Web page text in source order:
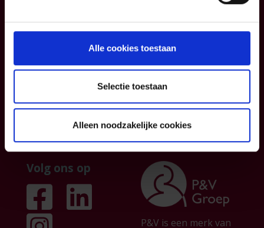
Alle cookies toestaan
Selectie toestaan
Alleen noodzakelijke cookies
voorwaarden
Klachtenmanagemen
sector
Partnership
Persberichten &
publicaties
Jobs
Volg ons op
P&V is een merk van